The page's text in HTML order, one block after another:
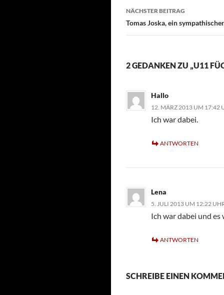
NÄCHSTER BEITRAG
Tomas Joska, ein
2 GEDANKEN ZU „U11
Hallo
12. MÄRZ 2013 UM 17:42
Ich war dabei.
ANTWORTEN
Lena
5. JULI 2013 UM 12:22
Ich war dabei und es
ANTWORTEN
SCHREIBE EINEN